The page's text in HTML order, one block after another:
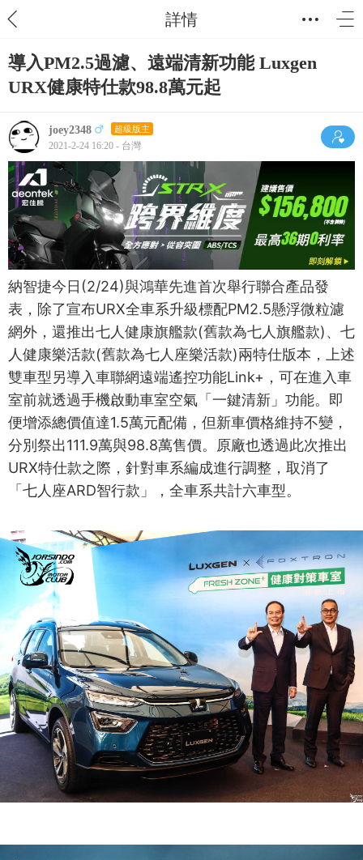
詳情
導入PM2.5過濾、遠端清新功能 Luxgen
URX健康特仕款98.8萬元起
joey2348 超級版主
2021-2-24 16:20 - 台灣
納智捷今日(2/24)與鴻華先進首次舉行聯合產品發
表，除了宣布URX全車系升級標配PM2.5懸浮微粒濾
網外，還推出七人健康旗艦款(舊款為七人旗艦款)、七
人健康樂活款(舊款為七人座樂活款)兩特仕版本，上述
雙車型另導入車聯網遠端遙控功能Link+，可在進入車
室前就透過手機啟動車室空氣「一鍵清新」功能。即
便增添總價值達1.5萬元配備，但新車價格維持不變，
分別祭出111.9萬與98.8萬售價。原廠也透過此次推出
URX特仕款之際，針對車系編成進行調整，取消了
「七人座ARD智行款」，全車系共計六車型。